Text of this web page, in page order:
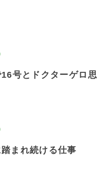
号とドクターゲロ思
まれ続ける仕事